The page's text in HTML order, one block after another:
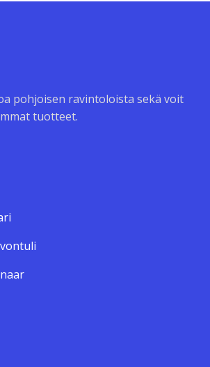
pohjoisen ravintoloista sekä voit
tuotteet.